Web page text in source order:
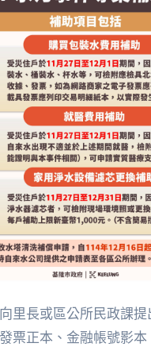
里長或區公所民政課
票正本、金融帳號影